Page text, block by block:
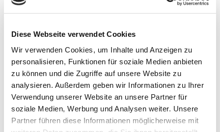
Diese Webseite verwendet Cookies
Wir verwenden Cookies, um Inhalte und Anzeigen zu
personalisieren, Funktionen für soziale Medien anbieten
zu können und die Zugriffe auf unsere Website zu
analysieren. Außerdem geben wir Informationen zu Ihrer
Verwendung unserer Website an unsere Partner für
soziale Medien, Werbung und Analysen weiter. Unsere
Partner führen diese Informationen möglicherweise mit